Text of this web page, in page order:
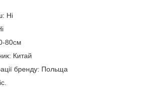
Ні
80см
Китай
бренду: Польща